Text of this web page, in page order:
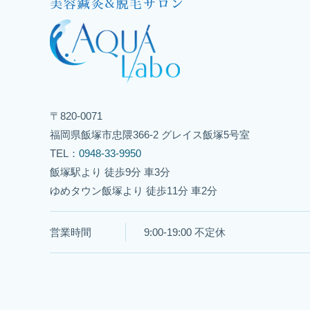
〒820-0071
福岡県飯塚市忠隈366-2 グレイス飯塚5号室
TEL： 0948-33-9950
飯塚駅より 徒歩9分 車3分
ゆめタウン飯塚より 徒歩11分 車2分
営業時間 9:00-19:00 不定休